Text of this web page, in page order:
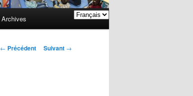
Archives
Navigation des
← Précédent Suivant →